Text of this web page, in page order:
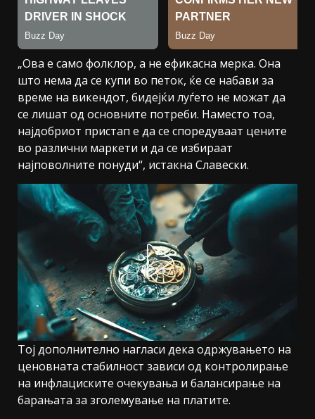
„Ова е само фолклор, а не ефикасна мерка. Она
што нема да се купи во петок, ќе се набави за
време на викендот, бидејќи луѓето не можат да
се лишат од основните потреби. Наместо тоа,
најдобриот пристап е да се споредуваат цените
во различни маркети и да се избираат
најповолните понуди“, истакна Славески.
Тој дополнително нагласи дека одржувањето на
ценовната стабилност зависи од контролирање
на инфлациските очекувања и балансирање на
барањата за зголемување на платите.